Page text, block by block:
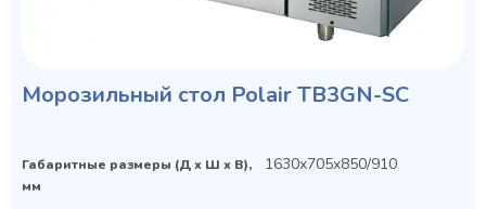
Морозильный стол Polair TB3GN-SC
Габаритные размеры (Д х Ш х В),
мм
1630x705x850/910